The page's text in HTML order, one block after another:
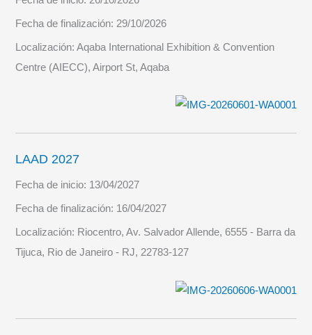
Fecha de finalización: 29/10/2026
Localización:Aqaba International Exhibition & Convention
Centre (AIECC), Airport St, Aqaba
LAAD 2027
Fecha de inicio: 13/04/2027
Fecha de finalización: 16/04/2027
Localización: Riocentro, Av. Salvador Allende, 6555 - Barra da
Tijuca, Rio de Janeiro - RJ, 22783-127